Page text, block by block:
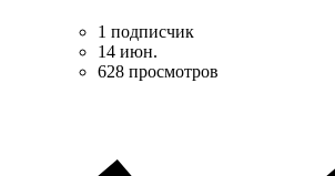
1 подписчик
14 июн.
628 просмотров